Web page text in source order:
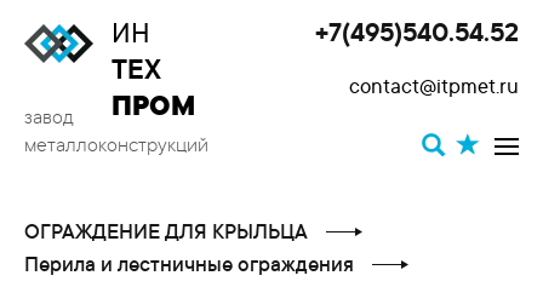
ИН
ТЕХ
ПРОМ
завод
металлоконструкций
+7(495)540.54.52
contact@itpmet.ru
ОГРАЖДЕНИЕ ДЛЯ КРЫЛЬЦА
Перила и лестничные ограждения